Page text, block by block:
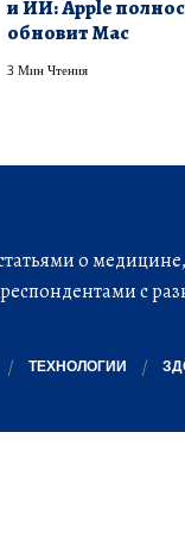
и ИИ: Apple
обновит Mac
3 Мин Чтения
о
с
ТЕХНОЛОГИИ